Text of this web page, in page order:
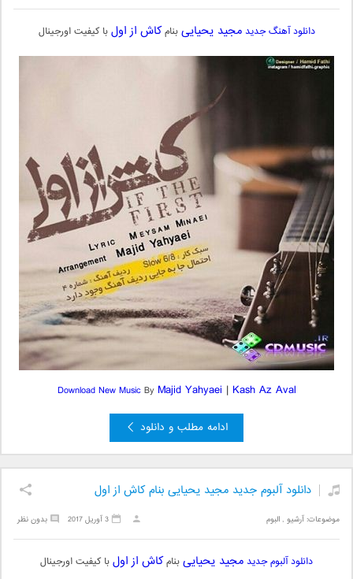
دانلود آهنگ جدید مجید یحیاییبنامکاش از اولبا کیفیت اورجینال
Download New MusicBy Majid Yahyaei | Kash Az Aval
ادامه مطلب و دانلود
دانلود آلبوم جدید مجید یحیایی بنام کاش از اول
موضوعات:آرشیو ,البوم بدون نظر 3 آوریل 2017
دانلود آلبوم جدید مجید یحیاییبنامکاش از اولبا کیفیت اورجینال